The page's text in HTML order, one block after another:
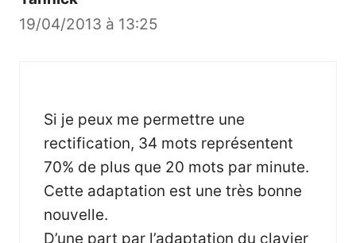
19/04/2013 à 13:25
Si je peux me permettre une
rectification, 34 mots représentent
70% de plus que 20 mots par minute.
Cette adaptation est une très bonne
nouvelle.
D’une part par l’adaptation du clavier